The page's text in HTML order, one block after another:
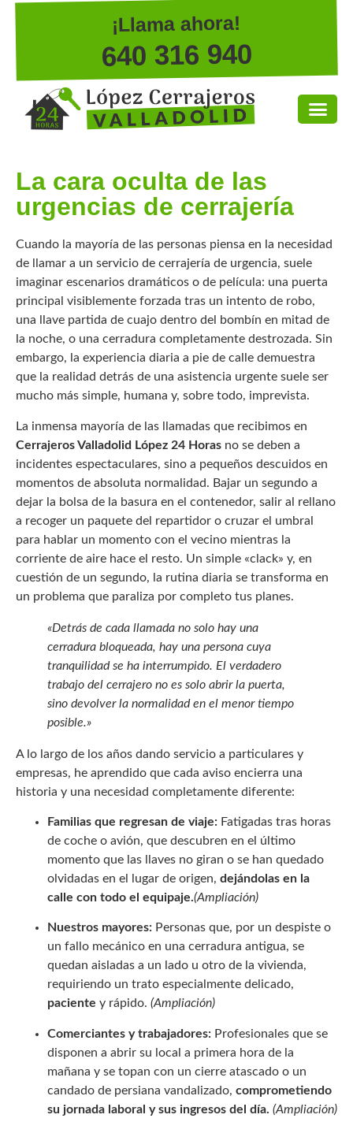
¡Llama ahora!
640 316 940
La cara oculta de las
urgencias de cerrajería
Cuando la mayoría de las personas piensa en la necesidad
de llamar a un servicio de cerrajería de urgencia, suele
imaginar escenarios dramáticos o de película: una puerta
principal visiblemente forzada tras un intento de robo,
una llave partida de cuajo dentro del bombín en mitad de
la noche, o una cerradura completamente destrozada. Sin
embargo, la experiencia diaria a pie de calle demuestra
que la realidad detrás de una asistencia urgente suele ser
mucho más simple, humana y, sobre todo, imprevista.
La inmensa mayoría de las llamadas que recibimos en
Cerrajeros Valladolid López 24 Horas no se deben a
incidentes espectaculares, sino a pequeños descuidos en
momentos de absoluta normalidad. Bajar un segundo a
dejar la bolsa de la basura en el contenedor, salir al rellano
a recoger un paquete del repartidor o cruzar el umbral
para hablar un momento con el vecino mientras la
corriente de aire hace el resto. Un simple «clack» y, en
cuestión de un segundo, la rutina diaria se transforma en
un problema que paraliza por completo tus planes.
«Detrás de cada llamada no solo hay una
cerradura bloqueada, hay una persona cuya
tranquilidad se ha interrumpido. El verdadero
trabajo del cerrajero no es solo abrir la puerta,
sino devolver la normalidad en el menor tiempo
posible.»
A lo largo de los años dando servicio a particulares y
empresas, he aprendido que cada aviso encierra una
historia y una necesidad completamente diferente:
Familias que regresan de viaje: Fatigadas tras horas
de coche o avión, que descubren en el último
momento que las llaves no giran o se han quedado
olvidadas en el lugar de origen, dejándolas en la
calle con todo el equipaje.(Ampliación)
Nuestros mayores: Personas que, por un despiste o
un fallo mecánico en una cerradura antigua, se
quedan aisladas a un lado u otro de la vivienda,
requiriendo un trato especialmente delicado,
paciente y rápido. (Ampliación)
Comerciantes y trabajadores: Profesionales que se
disponen a abrir su local a primera hora de la
mañana y se topan con un cierre atascado o un
candado de persiana vandalizado, comprometiendo
su jornada laboral y sus ingresos del día. (Ampliación)